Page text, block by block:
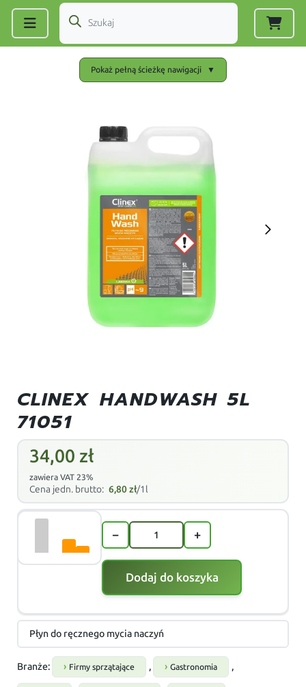
Pokaż pełną ścieżkę nawigacji ▼
CLINEX HANDWASH 5L
71051
34,00 zł
zawiera VAT 23%
Cena jedn. brutto: 6,80zł/1l
− +
Dodaj do koszyka
Płyn do ręcznego mycia naczyń
Branże: Firmy sprzątające , Gastronomia ,